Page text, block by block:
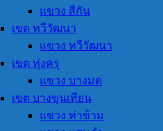
แขวง สีกัน
เขต ทวีวัฒนา
แขวง ทวีวัฒนา
เขต ทุ่งครุ
แขวง บางมด
เขต บางขุนเทียน
แขวง ท่าข้าม